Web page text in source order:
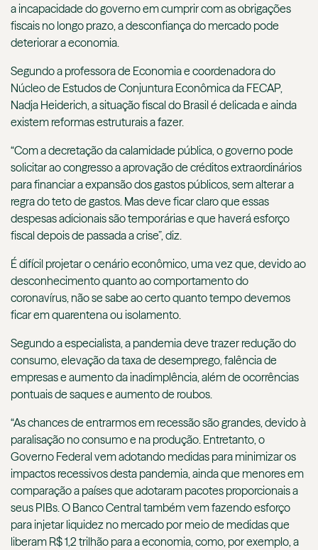
a incapacidade do governo em cumprir com as obrigações
fiscais no longo prazo, a desconfiança do mercado pode
deteriorar a economia.
Segundo a professora de Economia e coordenadora do
Núcleo de Estudos de Conjuntura Econômica da FECAP,
Nadja Heiderich, a situação fiscal do Brasil é delicada e ainda
existem reformas estruturais a fazer.
“Com a decretação da calamidade pública, o governo pode
solicitar ao congresso a aprovação de créditos extraordinários
para financiar a expansão dos gastos públicos, sem alterar a
regra do teto de gastos. Mas deve ficar claro que essas
despesas adicionais são temporárias e que haverá esforço
fiscal depois de passada a crise”, diz.
É difícil projetar o cenário econômico, uma vez que, devido ao
desconhecimento quanto ao comportamento do
coronavírus, não se sabe ao certo quanto tempo devemos
ficar em quarentena ou isolamento.
Segundo a especialista, a pandemia deve trazer redução do
consumo, elevação da taxa de desemprego, falência de
empresas e aumento da inadimplência, além de ocorrências
pontuais de saques e aumento de roubos.
“As chances de entrarmos em recessão são grandes, devido à
paralisação no consumo e na produção. Entretanto, o
Governo Federal vem adotando medidas para minimizar os
impactos recessivos desta pandemia, ainda que menores em
comparação a países que adotaram pacotes proporcionais a
seus PIBs. O Banco Central também vem fazendo esforço
para injetar liquidez no mercado por meio de medidas que
liberam R$ 1,2 trilhão para a economia, como, por exemplo, a